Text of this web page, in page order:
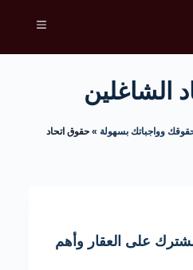
الشاغلين
حقوقك وواجباتك بسهولة » حقوق اتحاد
على العقار وأهم